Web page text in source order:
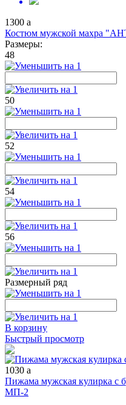
1300 a
Костюм мужской махра
Размеры:
48
50
52
54
56
Размерный ряд
В корзину
Быстрый просмотр
1030 a
Пижама мужская кулирка
МП-2